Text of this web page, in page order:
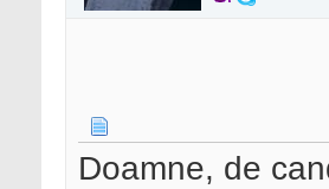
Doamne, de